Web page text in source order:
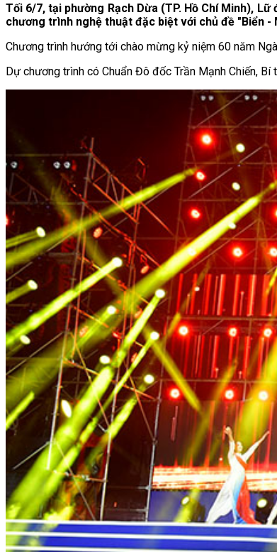
Tối 6/7, tại phường Rạch Dừa (TP. Hồ Chí Minh),
chương trình nghệ thuật đặc biệt với chủ đề "Biển -
Chương trình hướng tới chào mừng kỷ niệm 60 năm
Dự chương trình có Chuẩn Đô đốc Trần Mạnh Chiến, Bí